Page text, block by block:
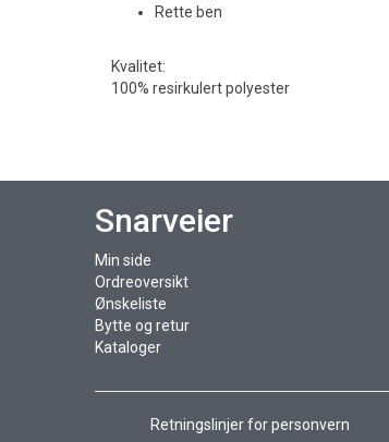
Rette ben
Kvalitet:
100% resirkulert polyester
Snarveier
Min side
Ordreoversikt
Ønskeliste
Bytte og retur
Kataloger
Retningslinjer for personvern